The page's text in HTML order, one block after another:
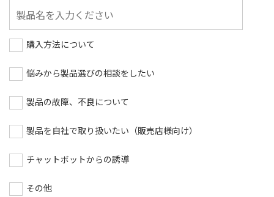
購入方法について
悩みから製品選びの相談をしたい
製品の故障、不良について
製品を自社で取り扱いたい（販売店様向け）
チャットボットからの誘導
その他